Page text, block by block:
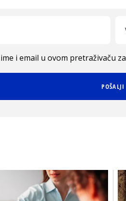
i email u ovom pretraživaču